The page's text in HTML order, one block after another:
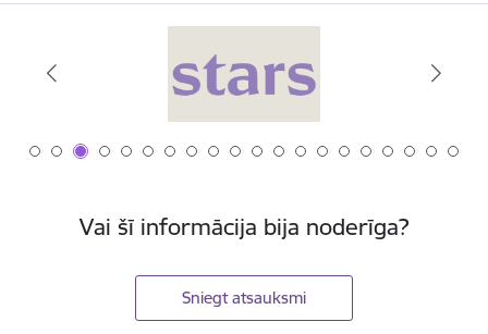
Vai šī informācija bija noderīga?
Sniegt atsauksmi